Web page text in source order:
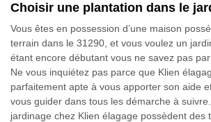
Choisir une plantation dans le
Vous êtes en possession d’une maison
terrain dans le 31290, et vous voulez un
étant encore débutant vous ne savez pas
Ne vous inquiétez pas parce que Klien
parfaitement apte à vous apporter son aide
vous guider dans tous les démarche à
jardinage chez Klien élagage possèdent des